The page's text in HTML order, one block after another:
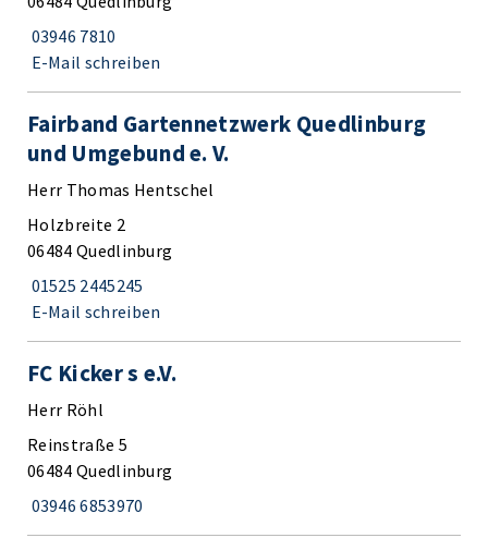
03946 7810
E-Mail schreiben
Fairband Gartennetzwerk Quedlinburg
und Umgebund e. V.
Herr Thomas Hentschel
Holzbreite 2
06484 Quedlinburg
01525 2445245
E-Mail schreiben
FC Kicker s e.V.
Herr Röhl
Reinstraße 5
06484 Quedlinburg
03946 6853970